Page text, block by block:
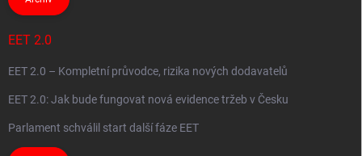
EET 2.0
EET 2.0 – Kompletní průvodce, rizika nových dodavatelů
EET 2.0: Jak bude fungovat nová evidence tržeb v Česku
Parlament schválil start další fáze EET